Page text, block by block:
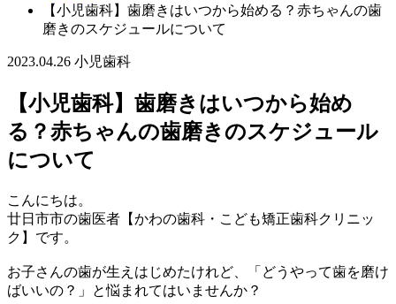
【小児歯科】歯磨きはいつから始める？赤ちゃんの歯
磨きのスケジュールについて
2023.04.26 小児歯科
【小児歯科】歯磨きはいつから始め
る？赤ちゃんの歯磨きのスケジュール
について
こんにちは。
廿日市市の歯医者【かわの歯科・こども矯正歯科クリニッ
ク】です。
お子さんの歯が生えはじめたけれど、「どうやって歯を磨け
ばいいの？」と悩まれてはいませんか？